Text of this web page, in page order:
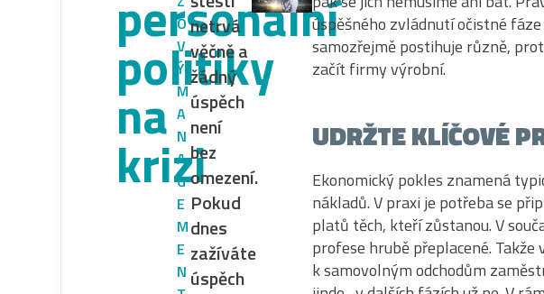
personální
politiky
na
krizi
O
V
Ý
M
A
N
A
G
E
M
E
N
netrvá
věčně a
žádný
úspěch
není
bez
omezení.
Pokud
dnes
zažíváte
úspěch
úspěšného zvládnutí očistné
samozřejmě postihuje různě,
začít firmy výrobní.
UDRŽTE KLÍČOVÉ
Ekonomický pokles znamená
nákladů. V praxi je potřeba se
platů těch, kteří zůstanou. V
profese hrubě přeplacené.
k samovolným odchodům